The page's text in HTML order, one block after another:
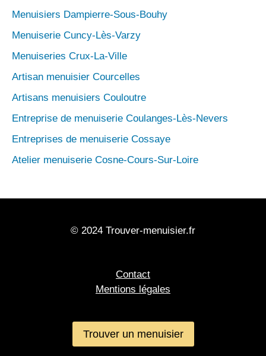
Menuisiers Dampierre-Sous-Bouhy
Menuiserie Cuncy-Lès-Varzy
Menuiseries Crux-La-Ville
Artisan menuisier Courcelles
Artisans menuisiers Couloutre
Entreprise de menuiserie Coulanges-Lès-Nevers
Entreprises de menuiserie Cossaye
Atelier menuiserie Cosne-Cours-Sur-Loire
© 2024 Trouver-menuisier.fr
Contact
Mentions légales
Trouver un menuisier